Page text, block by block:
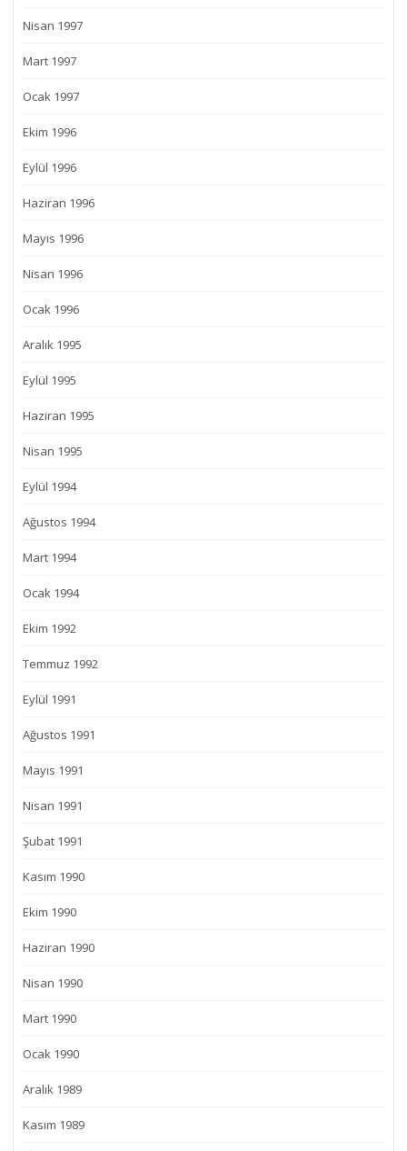
Nisan 1997
Mart 1997
Ocak 1997
Ekim 1996
Eylül 1996
Haziran 1996
Mayıs 1996
Nisan 1996
Ocak 1996
Aralık 1995
Eylül 1995
Haziran 1995
Nisan 1995
Eylül 1994
Ağustos 1994
Mart 1994
Ocak 1994
Ekim 1992
Temmuz 1992
Eylül 1991
Ağustos 1991
Mayıs 1991
Nisan 1991
Şubat 1991
Kasım 1990
Ekim 1990
Haziran 1990
Nisan 1990
Mart 1990
Ocak 1990
Aralık 1989
Kasım 1989